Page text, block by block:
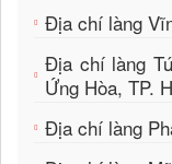
Địa chí làng
Địa chí làng
Ứng Hòa, TP.
Địa chí làng